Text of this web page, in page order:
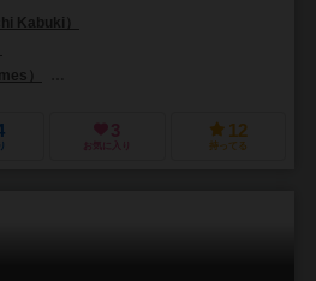
Kabuki）
）
3
お気に入り
12
持ってる